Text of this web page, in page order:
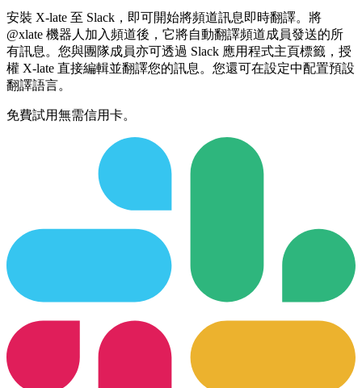
安裝 X-late 至 Slack，即可開始將頻道訊息即時翻譯。將
@xlate 機器人加入頻道後，它將自動翻譯頻道成員發送的所
有訊息。您與團隊成員亦可透過 Slack 應用程式主頁標籤，授
權 X-late 直接編輯並翻譯您的訊息。您還可在設定中配置預設
翻譯語言。
免費試用無需信用卡。